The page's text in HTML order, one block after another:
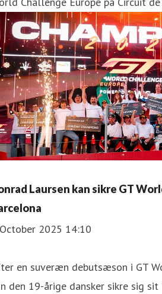
Laursen kan sikre GT
2025 14:10
en suveræn debutsæson i GT
den 19-årige dansker sikre sig